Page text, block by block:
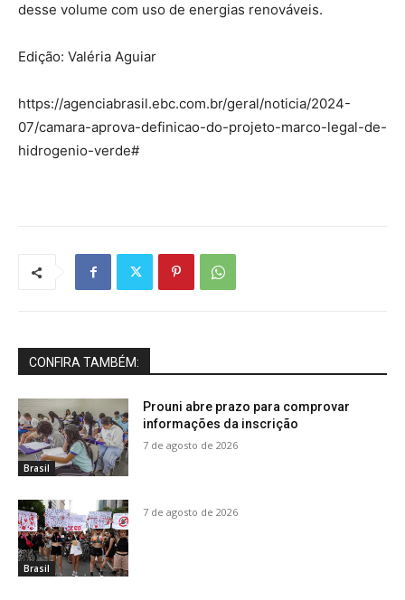
desse volume com uso de energias renováveis.
Edição: Valéria Aguiar
https://agenciabrasil.ebc.com.br/geral/noticia/2024-
07/camara-aprova-definicao-do-projeto-marco-legal-de-
hidrogenio-verde#
CONFIRA TAMBÉM:
Brasil
Prouni abre prazo para comprovar
informações da inscrição
7 de agosto de 2026
Brasil
7 de agosto de 2026